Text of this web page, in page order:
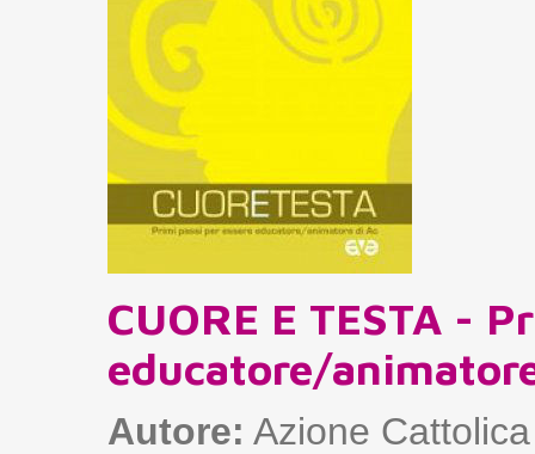
CUORE E TESTA -
educatore/
Autore: Azione